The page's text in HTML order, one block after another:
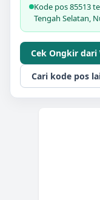
Kode pos 85513
Tengah Selatan,
Cek Ongkir dari
Cari kode pos